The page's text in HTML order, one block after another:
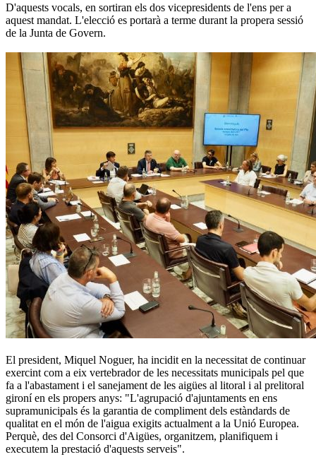
D'aquests vocals, en sortiran els dos vicepresidents de l'ens per a
aquest mandat. L'elecció es portarà a terme durant la propera sessió
de la Junta de Govern.
El president, Miquel Noguer, ha incidit en la necessitat de continuar
exercint com a eix vertebrador de les necessitats municipals pel que
fa a l'abastament i el sanejament de les aigües al litoral i al prelitoral
gironí en els propers anys: "L'agrupació d'ajuntaments en ens
supramunicipals és la garantia de compliment dels estàndards de
qualitat en el món de l'aigua exigits actualment a la Unió Europea.
Perquè, des del Consorci d'Aigües, organitzem, planifiquem i
executem la prestació d'aquests serveis".